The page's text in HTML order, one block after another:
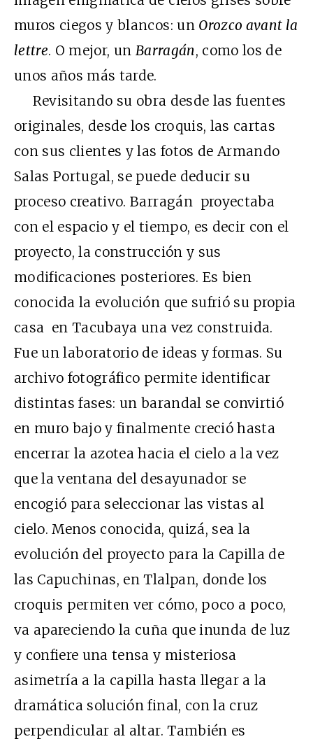
muros ciegos y blancos: un Orozco avant la
lettre. O mejor, un Barragán, como los de
unos años más tarde.
Revisitando su obra desde las fuentes
originales, desde los croquis, las cartas
con sus clientes y las fotos de Armando
Salas Portugal, se puede deducir su
proceso creativo. Barragán proyectaba
con el espacio y el tiempo, es decir con el
proyecto, la construcción y sus
modificaciones posteriores. Es bien
conocida la evolución que sufrió su propia
casa en Tacubaya una vez construida.
Fue un laboratorio de ideas y formas. Su
archivo fotográfico permite identificar
distintas fases: un barandal se convirtió
en muro bajo y finalmente creció hasta
encerrar la azotea hacia el cielo a la vez
que la ventana del desayunador se
encogió para seleccionar las vistas al
cielo. Menos conocida, quizá, sea la
evolución del proyecto para la Capilla de
las Capuchinas, en Tlalpan, donde los
croquis permiten ver cómo, poco a poco,
va apareciendo la cuña que inunda de luz
y confiere una tensa y misteriosa
asimetría a la capilla hasta llegar a la
dramática solución final, con la cruz
perpendicular al altar. También es